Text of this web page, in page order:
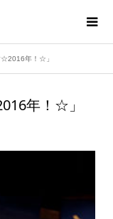
☆2016年！☆」
年！☆」